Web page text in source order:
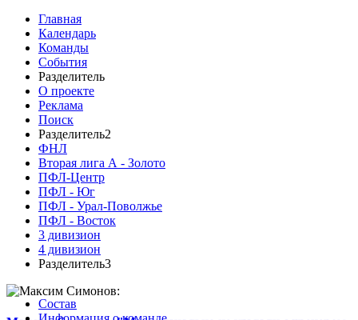
Главная
Календарь
Команды
События
Разделитель
О проекте
Реклама
Поиск
Разделитель2
ФНЛ
Вторая лига А - Золото
ПФЛ-Центр
ПФЛ - Юг
ПФЛ - Урал-Поволжье
ПФЛ - Восток
3 дивизион
4 дивизион
Разделитель3
Состав